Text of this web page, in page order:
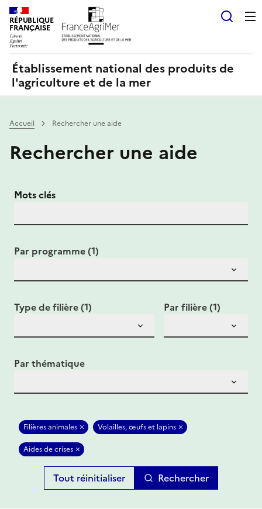
RÉPUBLIQUE
FRANÇAISE
Établissement national des produits de
l'agriculture et de la mer
Accueil Rechercher une aide
Rechercher une aide
Mots clés
Par programme (1)
Type de filière (1) Par filière (1)
Par thématique
Filières animales Volailles, œufs et lapins
Aides de crises
Rechercher
Panneau de gestion des cookies